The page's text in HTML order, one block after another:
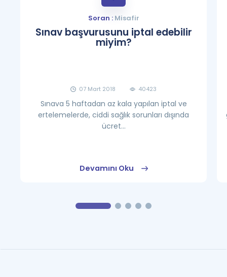
Soran :Misafir
Sınav başvurusunu iptal edebilir
miyim?
07 Mart 2018 40423
Sınava 5 haftadan az kala yapılan iptal ve
ertelemelerde, ciddi sağlık sorunları dışında
ücret...
Devamını Oku